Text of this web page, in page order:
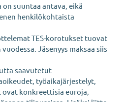
on suuntaa antava, eikä
henkilökohtaista
TES-korotukset tuovat
Jäsenyys maksaa siis
saavutetut
työaikajärjestelyt,
konkreettisia euroja,